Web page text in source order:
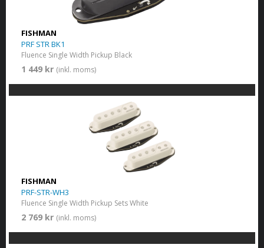
FISHMAN
PRF STR BK1
Fluence Single Width Pickup Black
1 449 kr (inkl. moms)
FISHMAN
PRF-STR-WH3
Fluence Single Width Pickup Sets White
2 769 kr (inkl. moms)